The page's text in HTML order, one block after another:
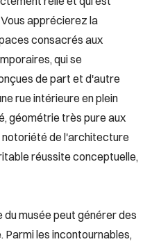
apprécierez la
consacrés aux
qui se
de part et d'autre
rue intérieure en plein
géométrie très pure aux
notoriété de l'architecture
réussite conceptuelle,
musée peut générer des
les incontournables,